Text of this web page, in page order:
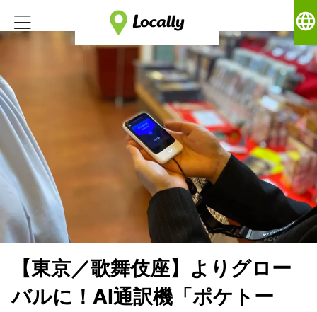
language
【東京／歌舞伎座】よりグロー
バルに！AI通訳機「ポケトー